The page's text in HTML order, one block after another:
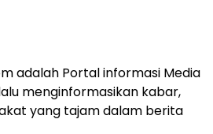
adalah Portal informasi Media
menginformasikan kabar,
yang tajam dalam berita